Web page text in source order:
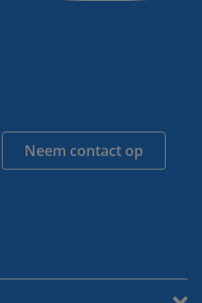
Neem contact op